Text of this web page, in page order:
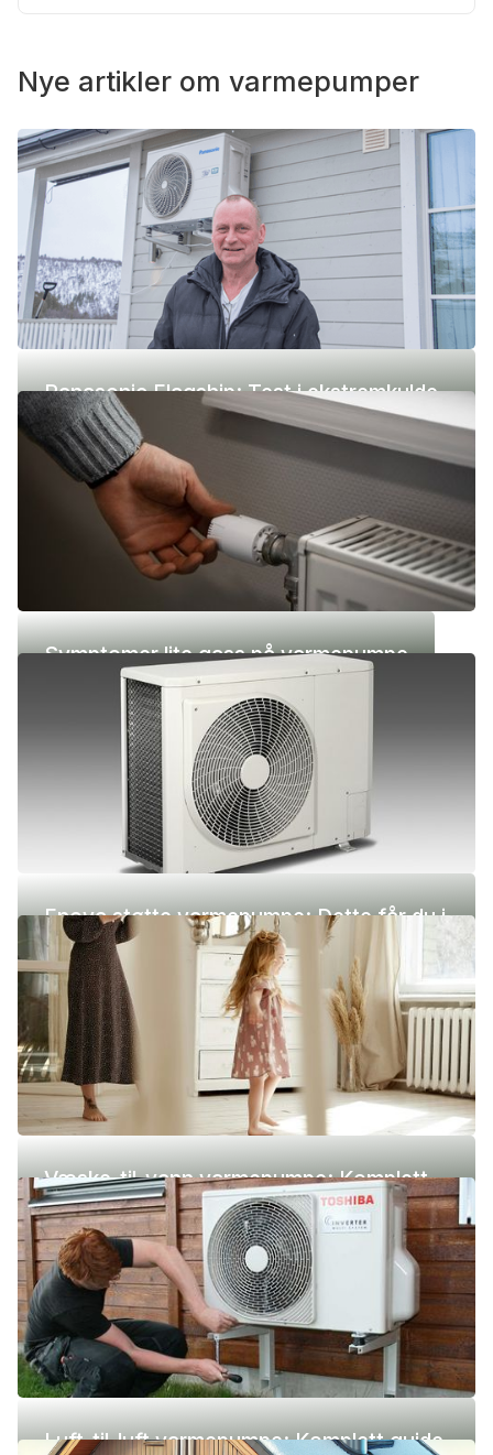
Nye artikler om varmepumper
Panasonic Flagship: Test i ekstremkulde
(-42 °C)
Symptomer lite gass på varmepumpe
Enova støtte varmepumpe: Dette får du i
2026
Væske-til-vann varmepumpe: Komplett
guide (pris, fordeler og ulemper)
Luft-til-luft varmepumpe: Komplett guide